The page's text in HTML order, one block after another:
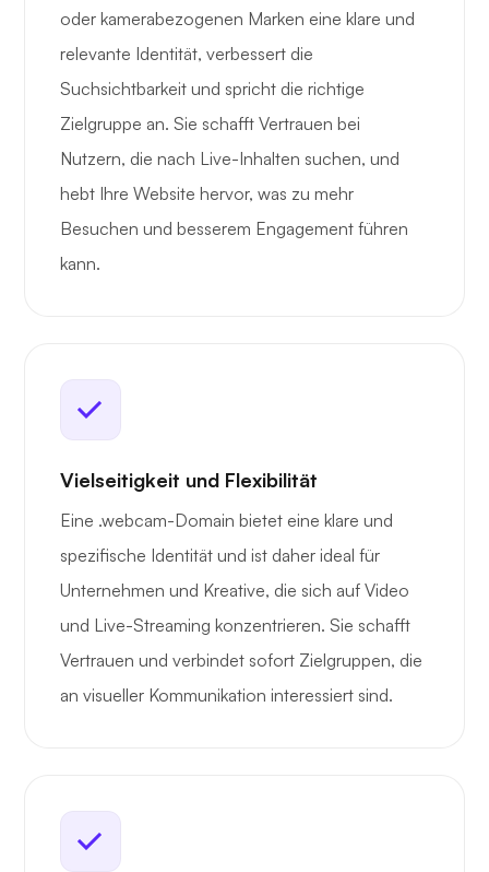
oder kamerabezogenen Marken eine klare und
relevante Identität, verbessert die
Suchsichtbarkeit und spricht die richtige
Zielgruppe an. Sie schafft Vertrauen bei
Nutzern, die nach Live-Inhalten suchen, und
hebt Ihre Website hervor, was zu mehr
Besuchen und besserem Engagement führen
kann.
Vielseitigkeit und Flexibilität
Eine .webcam-Domain bietet eine klare und
spezifische Identität und ist daher ideal für
Unternehmen und Kreative, die sich auf Video
und Live-Streaming konzentrieren. Sie schafft
Vertrauen und verbindet sofort Zielgruppen, die
an visueller Kommunikation interessiert sind.